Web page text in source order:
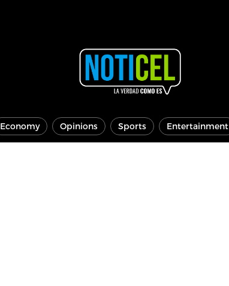
Economy Opinions Sports Entertainment